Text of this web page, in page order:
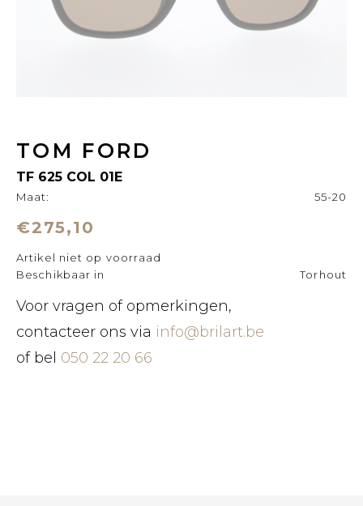
TOM FORD
TF 625 COL 01E
Maat: 55-20
€275,10
Artikel niet op voorraad
Beschikbaar in
Torhout
Voor vragen of opmerkingen,
contacteer ons via info@brilart.be
of bel 050 22 20 66